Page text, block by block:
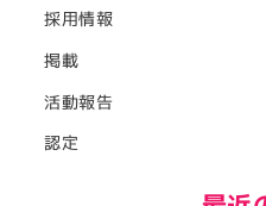
採用情報
掲載
活動報告
認定